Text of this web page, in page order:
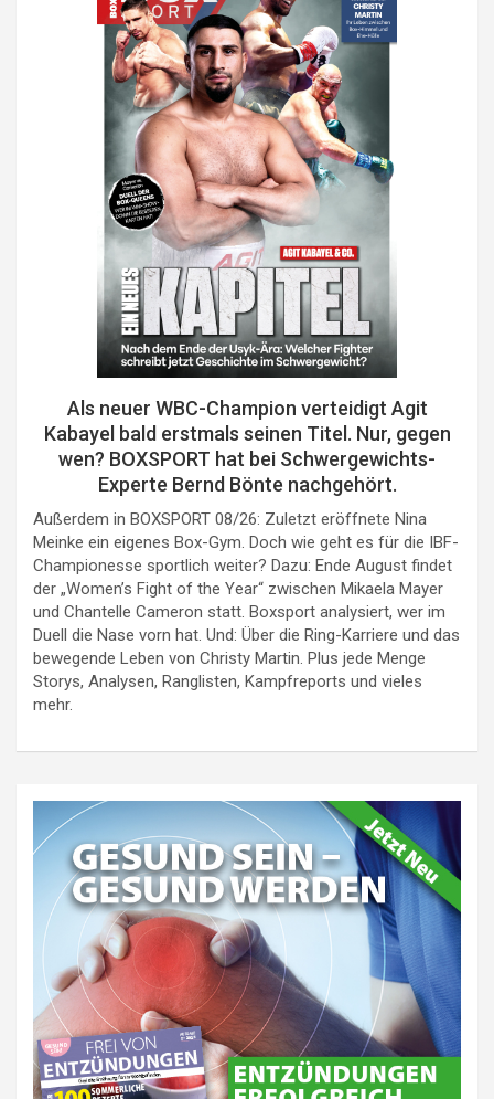
Als neuer WBC-Champion verteidigt Agit
Kabayel bald erstmals seinen Titel. Nur, gegen
wen? BOXSPORT hat bei Schwergewichts-
Experte Bernd Bönte nachgehört.
Außerdem in BOXSPORT 08/26: Zuletzt eröffnete Nina
Meinke ein eigenes Box-Gym. Doch wie geht es für die IBF-
Championesse sportlich weiter? Dazu: Ende August findet
der „Women’s Fight of the Year“ zwischen Mikaela Mayer
und Chantelle Cameron statt. Boxsport analysiert, wer im
Duell die Nase vorn hat. Und: Über die Ring-Karriere und das
bewegende Leben von Christy Martin. Plus jede Menge
Storys, Analysen, Ranglisten, Kampfreports und vieles
mehr.